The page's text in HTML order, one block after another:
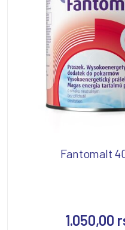
Uputstvo za upotrebu:
Broj serije i najbolje
Neto količina:
Proizvođač:
Fantomalt
1.050,00